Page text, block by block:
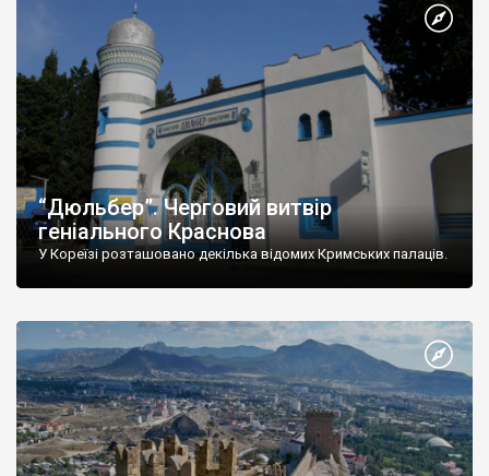
“Дюльбер”. Черговий витвір
геніального Краснова
У Кореїзі розташовано декілька відомих Кримських палаців.